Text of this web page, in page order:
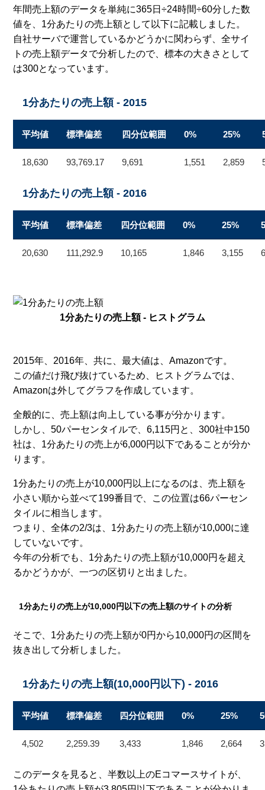
年間売上額のデータを単純に365日÷24時間÷60分した数
値を、1分あたりの売上額として以下に記載しました。
自社サーバで運営しているかどうかに関わらず、全サイ
トの売上額データで分析したので、標本の大きさとして
は300となっています。
1分あたりの売上額 - 2015
平均値 標準偏差 四分位範囲 0% 25%
18,630 93,769.17 9,691 1,551 2,859
1分あたりの売上額 - 2016
平均値 標準偏差 四分位範囲 0% 25%
20,630 111,292.9 10,165 1,846 3,155
1分あたりの売上額 - ヒストグラム
2015年、2016年、共に、最大値は、Amazonです。
この値だけ飛び抜けているため、ヒストグラムでは、
Amazonは外してグラフを作成しています。
全般的に、売上額は向上している事が分かります。
しかし、50パーセンタイルで、6,115円と、300社中150
社は、1分あたりの売上が6,000円以下であることが分か
ります。
1分あたりの売上が10,000円以上になるのは、売上額を
小さい順から並べて199番目で、この位置は66パーセン
タイルに相当します。
つまり、全体の2/3は、1分あたりの売上額が10,000に達
していないです。
今年の分析でも、1分あたりの売上額が10,000円を超え
るかどうかが、一つの区切りと出ました。
1分あたりの売上が10,000円以下の売上額のサイトの分析
そこで、1分あたりの売上額が0円から10,000円の区間を
抜き出して分析しました。
1分あたりの売上額(10,000円以下) - 2016
平均値 標準偏差 四分位範囲 0% 25%
4,502 2,259.39 3,433 1,846 2,664
このデータを見ると、半数以上のEコマースサイトが、